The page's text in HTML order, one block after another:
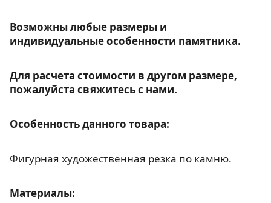
Возможны любые размеры и
индивидуальные особенности памятника.
Для расчета стоимости в другом размере,
пожалуйста свяжитесь с нами.
Особенность данного товара:
Фигурная художественная резка по камню.
Материалы: